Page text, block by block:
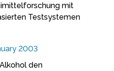
mit
Testsystemen
2003
den